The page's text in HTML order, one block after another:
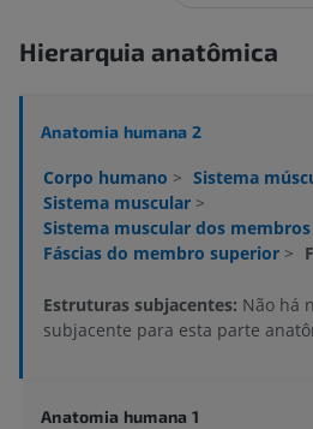
Hierarquia anatômica
Anatomia humana 2
Corpo humano > Sistema
Sistema muscular >
Sistema muscular dos
Fáscias do membro superior >
Estruturas subjacentes: Não há
subjacente para esta parte
Anatomia humana 1